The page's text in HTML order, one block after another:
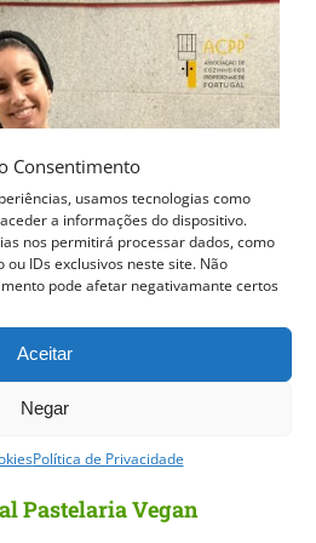
Consentimento
usamos tecnologias como
a informações do dispositivo.
nos permitirá processar dados, como
IDs exclusivos neste site. Não
pode afetar negativamante certos
Aceitar
Negar
Política de Privacidade
Pastelaria Vegan